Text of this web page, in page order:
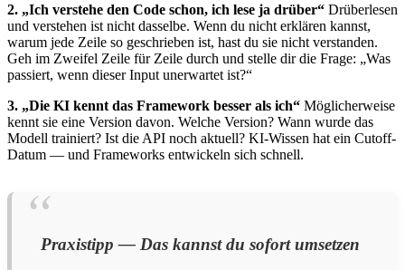
2. „Ich verstehe den Code schon, ich lese ja drüber“ Drüberlesen
und verstehen ist nicht dasselbe. Wenn du nicht erklären kannst,
warum jede Zeile so geschrieben ist, hast du sie nicht verstanden.
Geh im Zweifel Zeile für Zeile durch und stelle dir die Frage: „Was
passiert, wenn dieser Input unerwartet ist?“
3. „Die KI kennt das Framework besser als ich“ Möglicherweise
kennt sie eine Version davon. Welche Version? Wann wurde das
Modell trainiert? Ist die API noch aktuell? KI-Wissen hat ein Cutoff-
Datum — und Frameworks entwickeln sich schnell.
Praxistipp — Das kannst du sofort umsetzen